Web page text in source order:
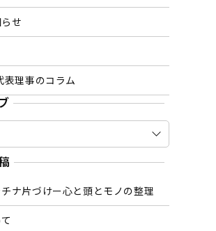
せ
表理事のコラム
ナ片づけー心と頭とモノの整理